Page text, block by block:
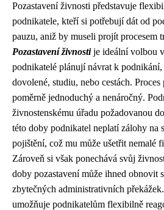
Pozastavení živnosti představuje
podnikatele, kteří si potřebují dát od
pauzu, aniž by museli projít procesem
Pozastavení živnostije ideální volbou
podnikatelé plánují návrat k
dovolené, studiu, nebo cestách.
poměrně jednoduchý a nenáročný.
živnostenskému úřadu požadovanou
této doby podnikatel neplatí zálohy na
pojištění, což mu může ušetřit nemalé
Zároveň si však ponechává svůj
doby pozastavení může ihned obnovit
zbytečných administrativních
umožňuje podnikatelům flexibilně